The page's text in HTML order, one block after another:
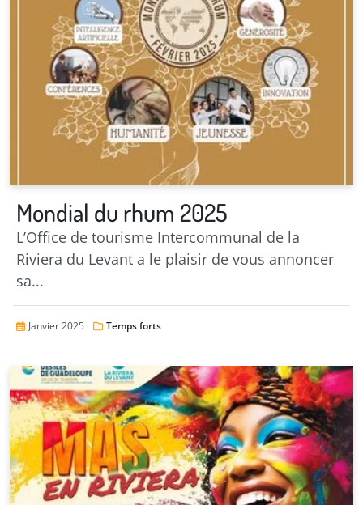
Mondial du rhum 2025
L’Office de tourisme Intercommunal de la
Riviera du Levant a le plaisir de vous annoncer
sa...
Janvier 2025 Temps forts